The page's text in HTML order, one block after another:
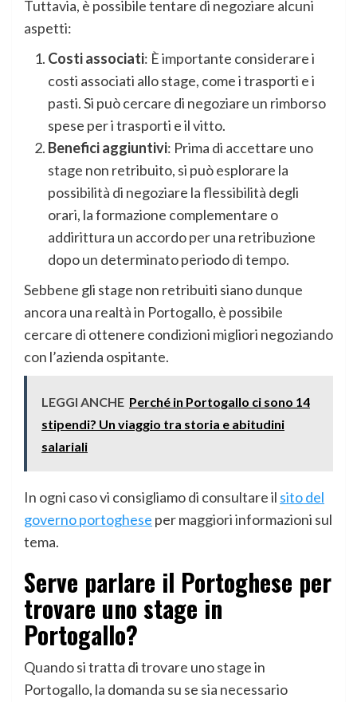
Tuttavia, è possibile tentare di negoziare alcuni
aspetti:
Costi associati: È importante considerare i
costi associati allo stage, come i trasporti e i
pasti. Si può cercare di negoziare un rimborso
spese per i trasporti e il vitto.
Benefici aggiuntivi: Prima di accettare uno
stage non retribuito, si può esplorare la
possibilità di negoziare la flessibilità degli
orari, la formazione complementare o
addirittura un accordo per una retribuzione
dopo un determinato periodo di tempo.
Sebbene gli stage non retribuiti siano dunque
ancora una realtà in Portogallo, è possibile
cercare di ottenere condizioni migliori negoziando
con l’azienda ospitante.
LEGGI ANCHE Perché in Portogallo ci sono 14
stipendi? Un viaggio tra storia e abitudini
salariali
In ogni caso vi consigliamo di consultare il sito del
governo portoghese per maggiori informazioni sul
tema.
Serve parlare il Portoghese per
trovare uno stage in
Portogallo?
Quando si tratta di trovare uno stage in
Portogallo, la domanda su se sia necessario